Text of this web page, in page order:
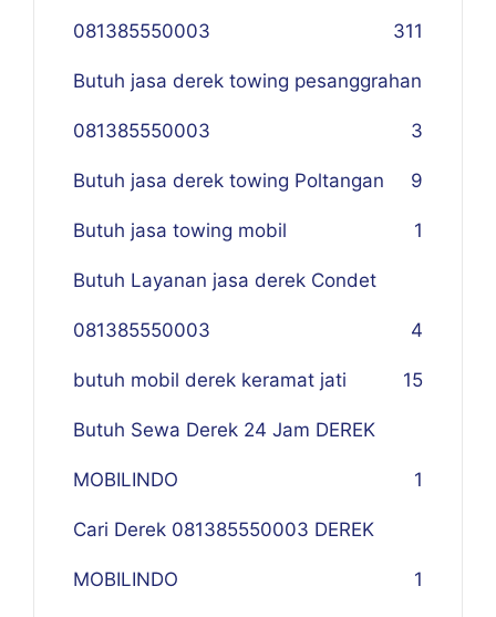
081385550003 311
Butuh jasa derek towing pesanggrahan
081385550003 3
Butuh jasa derek towing Poltangan 9
Butuh jasa towing mobil 1
Butuh Layanan jasa derek Condet
081385550003 4
butuh mobil derek keramat jati 15
Butuh Sewa Derek 24 Jam DEREK
MOBILINDO 1
Cari Derek 081385550003 DEREK
MOBILINDO 1